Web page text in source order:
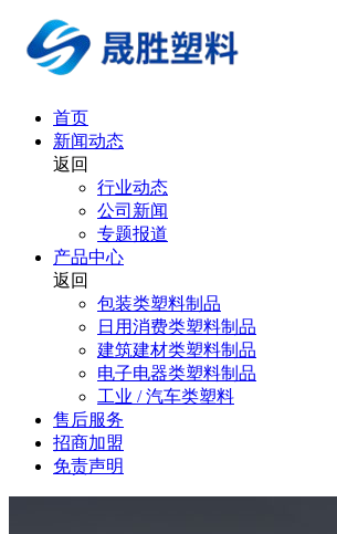
首页
新闻动态
返回
行业动态
公司新闻
专题报道
产品中心
返回
包装类塑料制品
日用消费类塑料制品
建筑建材类塑料制品
电子电器类塑料制品
工业 / 汽车类塑料
售后服务
招商加盟
免责声明